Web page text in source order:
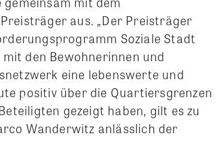
aus. „Der Preisträger
Soziale Stadt
den Bewohnerinnen und
eine lebenswerte und
positiv über die Quartiersgrenzen
gezeigt haben, gilt es zu
Wanderwitz anlässlich der